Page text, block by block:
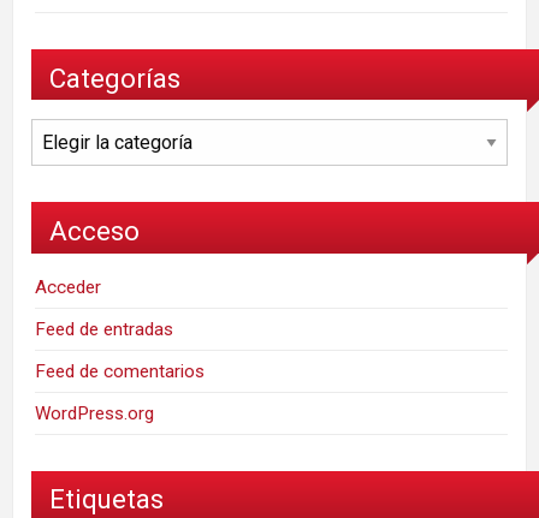
Categorías
Categorías
Acceso
Acceder
Feed de entradas
Feed de comentarios
WordPress.org
Etiquetas